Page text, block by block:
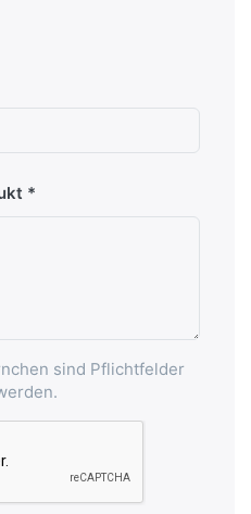
4 von
3 von 5
2 von 5
1 von 5
sind Pflichtfelder